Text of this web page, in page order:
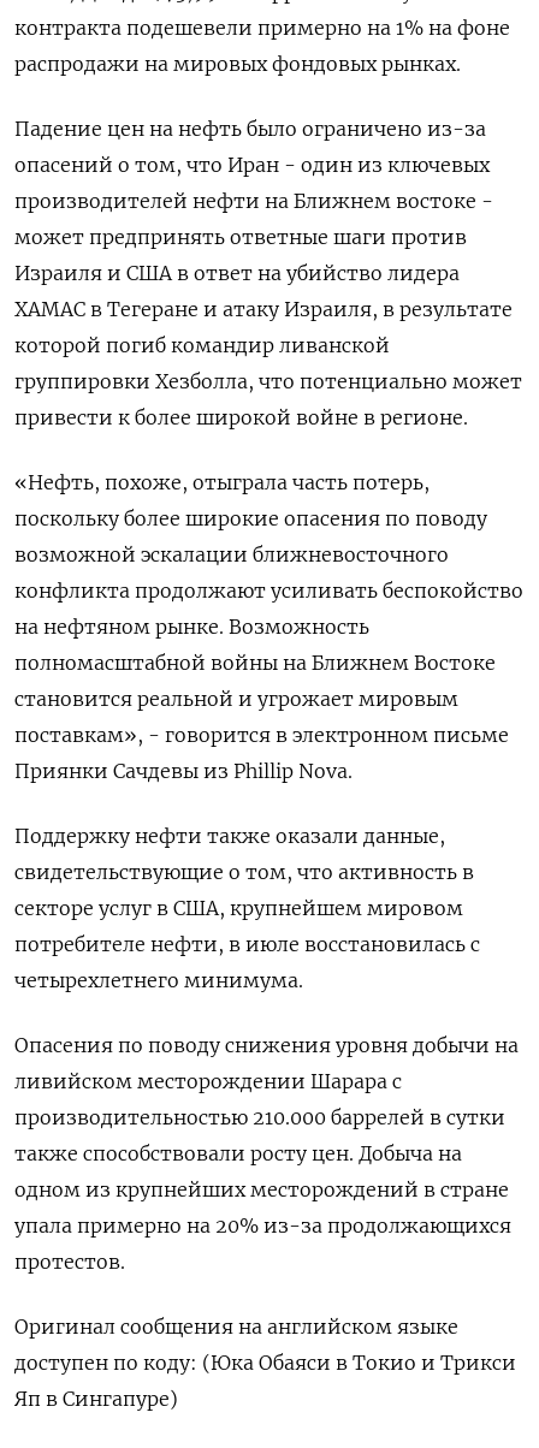
контракта подешевели примерно на 1% на фоне
распродажи на мировых фондовых рынках.
Падение цен на нефть было ограничено из-за
опасений о том, что Иран - один из ключевых
производителей нефти на Ближнем востоке -
может предпринять ответные шаги против
Израиля и США в ответ на убийство лидера
ХАМАС в Тегеране и атаку Израиля, в результате
которой погиб командир ливанской
группировки Хезболла, что потенциально может
привести к более широкой войне в регионе.
«Нефть, похоже, отыграла часть потерь,
поскольку более широкие опасения по поводу
возможной эскалации ближневосточного
конфликта продолжают усиливать беспокойство
на нефтяном рынке. Возможность
полномасштабной войны на Ближнем Востоке
становится реальной и угрожает мировым
поставкам», - говорится в электронном письме
Приянки Сачдевы из Phillip Nova.
Поддержку нефти также оказали данные,
свидетельствующие о том, что активность в
секторе услуг в США, крупнейшем мировом
потребителе нефти, в июле восстановилась с
четырехлетнего минимума.
Опасения по поводу снижения уровня добычи на
ливийском месторождении Шарара с
производительностью 210.000 баррелей в сутки
также способствовали росту цен. Добыча на
одном из крупнейших месторождений в стране
упала примерно на 20% из-за продолжающихся
протестов.
Оригинал сообщения на английском языке
доступен по коду: (Юка Обаяси в Токио и Трикси
Яп в Сингапуре)